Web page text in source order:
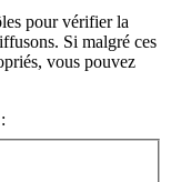
pour vérifier la
Si malgré ces
vous pouvez